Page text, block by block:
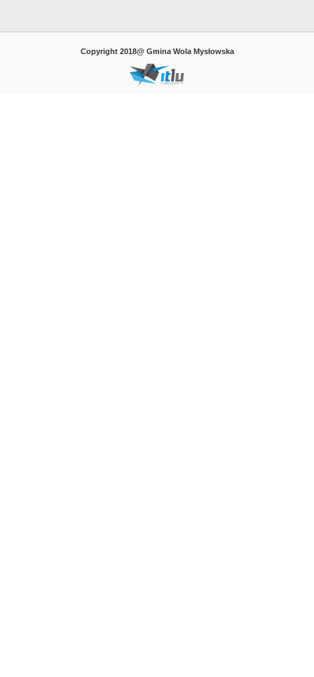
Copyright 2018@ Gmina Wola Mysłowska